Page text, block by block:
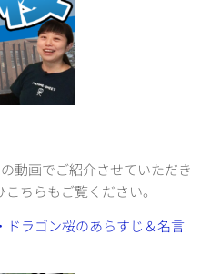
動画でご紹介させていただき
ちらもご覧ください。
ドラゴン桜のあらすじ＆名言